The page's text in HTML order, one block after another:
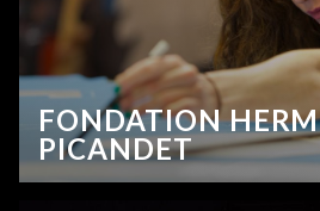
FONDATION
PICANDET